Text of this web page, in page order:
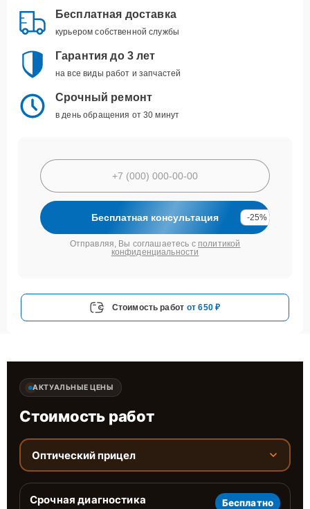
Бесплатная доставка
курьером собственной службы
Гарантия до 3 лет
на все виды работ и запчастей
Срочный ремонт
в день обращения от 30 минут
Бесплатная консультация -25%
Отправляя, Вы соглашаетесь с политикой
конфиденциальности
Стоимость работ от 650 ₽
АКТУАЛЬНЫЕ ЦЕНЫ
Стоимость работ
Оптический прицел
Срочная диагностика Бесплатно